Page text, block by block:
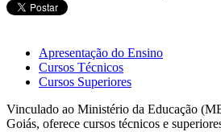
Apresentação do Ensino
Cursos Técnicos
Cursos Superiores
Vinculado ao Ministério da Educação
Goiás, oferece cursos técnicos e